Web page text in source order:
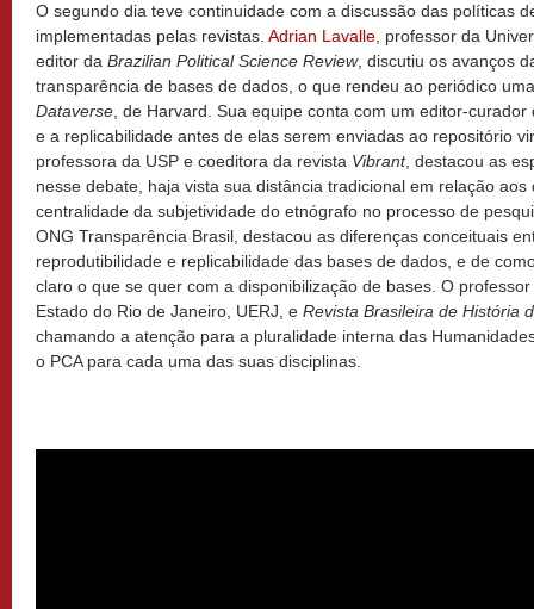
O segundo dia teve continuidade com a discussão das políticas
implementadas pelas revistas. Adrian Lavalle , professor da
editor da Brazilian Political Science Review, discutiu os avanços
transparência de bases de dados, o que rendeu ao periódico
Dataverse , de Harvard. Sua equipe conta com um editor-
e a replicabilidade antes de elas serem enviadas ao repositório
professora da USP e coeditora da revista Vibrant, destacou as
nesse debate, haja vista sua distância tradicional em relação
centralidade da subjetividade do etnógrafo no processo de
ONG Transparência Brasil, destacou as diferenças conceituais
reprodutibilidade e replicabilidade das bases de dados, e de
claro o que se quer com a disponibilização de bases. O
Estado do Rio de Janeiro, UERJ, e Revista Brasileira de História
chamando a atenção para a pluralidade interna das
o PCA para cada uma das suas disciplinas.